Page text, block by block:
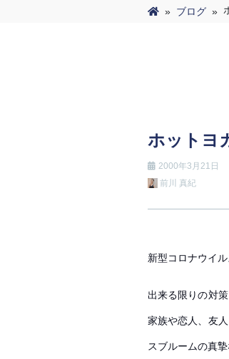
» ブログ »
ホットヨ
2000年3月21日
前川 真紀
新型コロナウイ
出来る限りの対
家族や恋人、友
スブルームの真